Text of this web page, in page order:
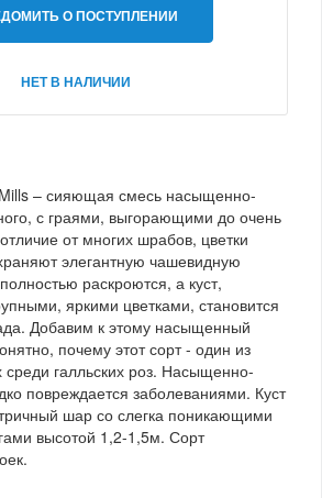
О ПОСТУПЛЕНИИ
НЕТ В НАЛИЧИИ
– сияющая смесь насыщенно-
с граями, выгорающими до очень
от многих шрабов, цветки
элегантную чашевидную
раскроются, а куст,
яркими цветками, становится
Добавим к этому насыщенный
почему этот сорт - один из
галльских роз. Насыщенно-
повреждается заболеваниями. Куст
шар со слегка поникающими
высотой 1,2-1,5м. Сорт